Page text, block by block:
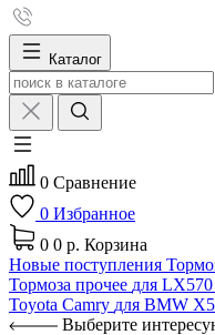
Каталог
0 Сравнение
0 Избранное
0 0 р. Корзина
Новые поступления
Тормоза прочее для
Toyota Camry для BMW
Выберите